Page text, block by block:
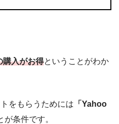
入がお得ということがわか
をもらうためには 「Yahoo
が条件です。